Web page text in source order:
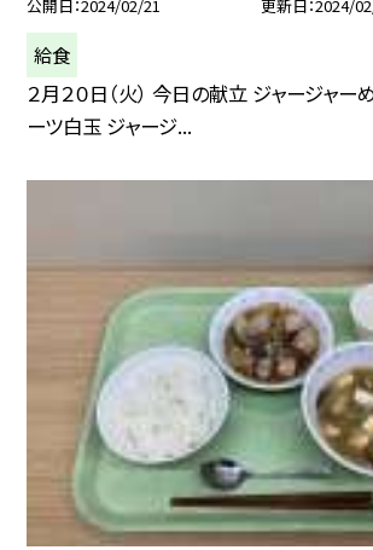
公開日 2024/02/21 更新日 2024/
給食
２月２０日（火） 今日の献立 ジャージャー
ーツ白玉 ジャージ...